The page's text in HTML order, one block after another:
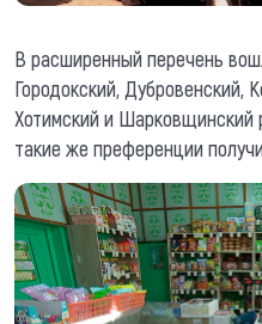
В расширенный перечень
Городокский, Дубровенский,
Хотимский и Шарковщинский
такие же преференции